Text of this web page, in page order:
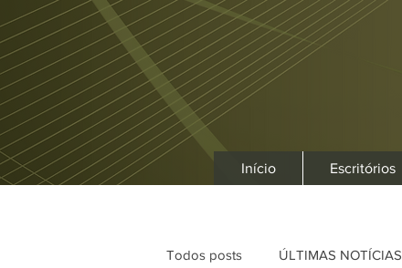
Início Escritórios
Todos posts ÚLTIMAS NOTÍCIAS